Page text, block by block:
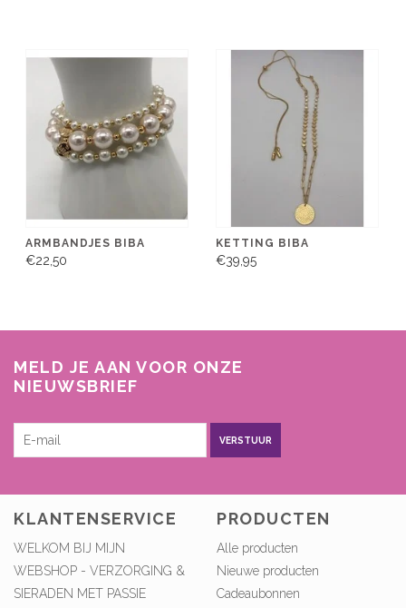
ARMBANDJES BIBA
€22,50
KETTING BIBA
€39,95
MELD JE AAN VOOR ONZE
NIEUWSBRIEF
VERSTUUR
KLANTENSERVICE
WELKOM BIJ MIJN
WEBSHOP - VERZORGING &
SIERADEN MET PASSIE
PRODUCTEN
Alle producten
Nieuwe producten
Cadeaubonnen